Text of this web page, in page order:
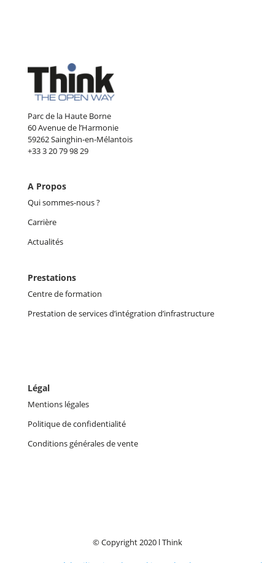
Parc de la Haute Borne
60 Avenue de l’Harmonie
59262 Sainghin-en-Mélantois
+33 3 20 79 98 29
A Propos
Qui sommes-nous ?
Carrière
Actualités
Prestations
Centre de formation
Prestation de services d’intégration d’infrastructure
Légal
Mentions légales
Politique de confidentialité
Conditions générales de vente
© Copyright 2020 l Think